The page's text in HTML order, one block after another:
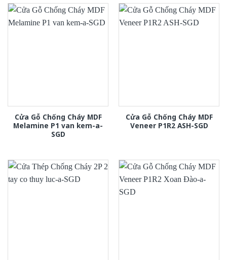
Cửa Gỗ Chống Cháy MDF
Melamine P1 van kem-a-
SGD
Cửa Gỗ Chống Cháy MDF
Veneer P1R2 ASH-SGD